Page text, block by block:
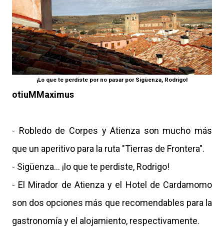
¡Lo que te perdiste por no pasar por Sigüenza, Rodrigo!
otiuMMaximus
- Robledo de Corpes y Atienza son mucho más
que un aperitivo para la ruta "Tierras de Frontera".
- Sigüenza... ¡lo que te perdiste, Rodrigo!
- El Mirador de Atienza y el Hotel de Cardamomo
son dos opciones más que recomendables para la
gastronomía y el alojamiento, respectivamente.